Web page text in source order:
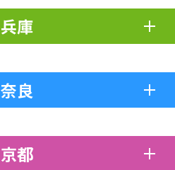
兵庫
奈良
京都